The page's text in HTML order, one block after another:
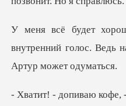
внутренний голос. Ведь